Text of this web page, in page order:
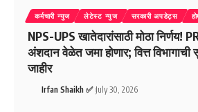
कर्मचारी न्युज लेटेस्ट न्युज सरकारी अपडेट्स
NPS-UPS खातेदारांसाठी मोठा निर्णय!
अंशदान वेळेत जमा होणार; वित्त विभागाची
जाहीर
Irfan Shaikh ✅ July 30, 2026